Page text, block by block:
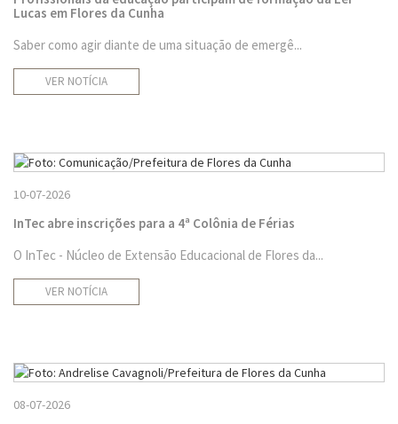
Lucas em Flores da Cunha
Saber como agir diante de uma situação de emergê...
VER NOTÍCIA
10-07-2026
InTec abre inscrições para a 4ª Colônia de Férias
O InTec - Núcleo de Extensão Educacional de Flores da...
VER NOTÍCIA
08-07-2026